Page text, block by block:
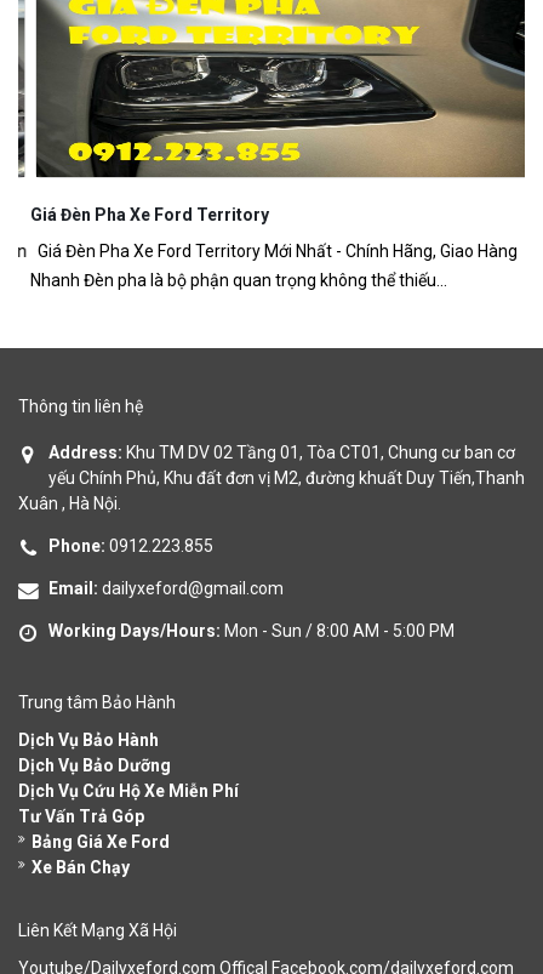
Giá Đèn Pha Xe Ford Territory
Giá Đèn Pha Xe Ford Territory Mới Nhất - Chính Hãng, Giao Hàng
Nhanh Đèn pha là bộ phận quan trọng không thể thiếu...
Thông tin liên hệ
Address: Khu TM DV 02 Tầng 01, Tòa CT01, Chung cư ban cơ
yếu Chính Phủ, Khu đất đơn vị M2, đường khuất Duy Tiến,Thanh
Xuân , Hà Nội.
Phone: 0912.223.855
Email: dailyxeford@gmail.com
Working Days/Hours: Mon - Sun / 8:00 AM - 5:00 PM
Trung tâm Bảo Hành
Dịch Vụ Bảo Hành
Dịch Vụ Bảo Dưỡng
Dịch Vụ Cứu Hộ Xe Miễn Phí
Tư Vấn Trả Góp
Bảng Giá Xe Ford
Xe Bán Chạy
Liên Kết Mạng Xã Hội
Youtube/Dailyxeford.com Offical Facebook.com/dailyxeford.com